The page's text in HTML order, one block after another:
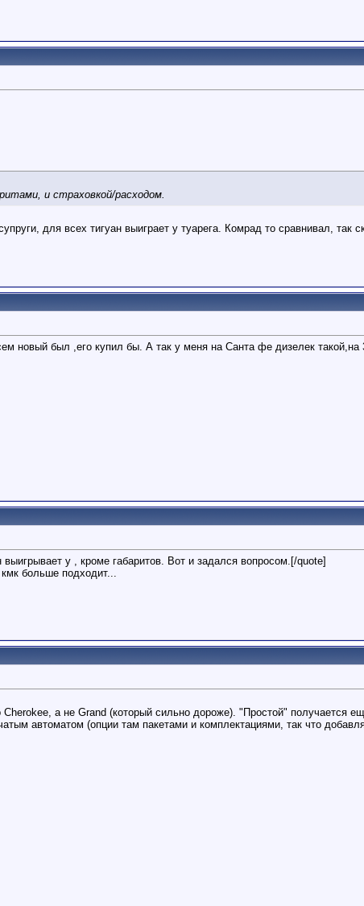
и страховкой/расходом.
для всех тигуан выиграет у туарега. Комрад то сравнивал, так
новый был ,его купил бы. А так у меня на Санта фе дизелек
у , кроме габаритов. Вот и задался вопросом.[/quote]
больше подходит...
а не Grand (который сильно дороже). "Простой" получается
автоматом (опции там пакетами и комплектациями, так что